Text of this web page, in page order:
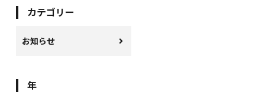
カテゴリー
お知らせ
年